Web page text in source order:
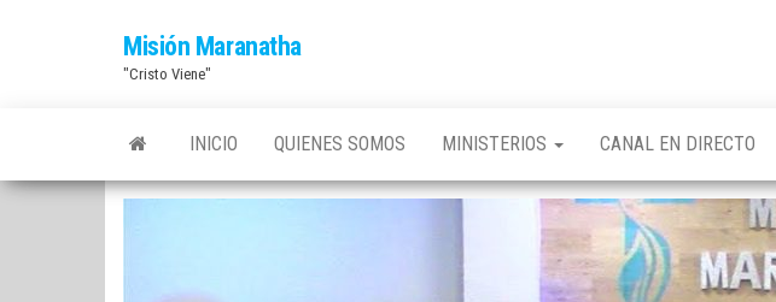
Misión Maranatha
"Cristo Viene"
INICIO QUIENES SOMOS MINISTERIOS CANAL EN DIRECTO